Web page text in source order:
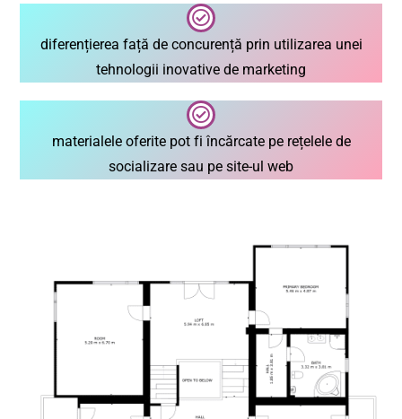
diferențierea față de concurență prin utilizarea unei
tehnologii inovative de marketing
materialele oferite pot fi încărcate pe rețelele de
socializare sau pe site-ul web